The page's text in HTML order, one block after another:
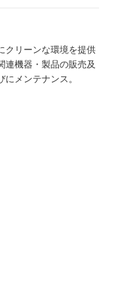
クリーンな環境を提供
連機器・製品の販売及
メンテナンス。